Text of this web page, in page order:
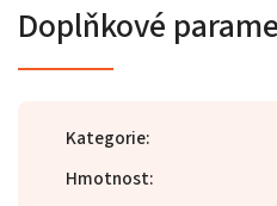
Doplňkové
Kategorie:
Hmotnost: